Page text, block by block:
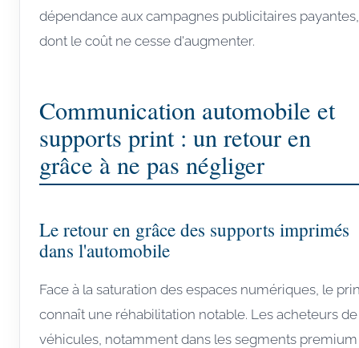
dépendance aux campagnes publicitaires payantes,
dont le coût ne cesse d'augmenter.
Communication automobile et
supports print : un retour en
grâce à ne pas négliger
Le retour en grâce des supports imprimés
dans l'automobile
Face à la saturation des espaces numériques, le
connaît une réhabilitation notable. Les acheteurs de
véhicules, notamment dans les segments premium